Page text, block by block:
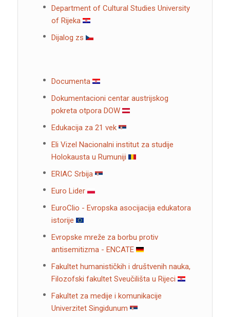
Department of Cultural Studies University
of Rijeka
Dijalog zs
Documenta
Dokumentacioni centar austrijskog
pokreta otpora DOW
Edukacija za 21 vek
Eli Vizel Nacionalni institut za studije
Holokausta u Rumuniji
ERIAC Srbija
Euro Lider
EuroClio - Evropska asocijacija edukatora
istorije
Evropske mreže za borbu protiv
antisemitizma - ENCATE
Fakultet humanističkih i društvenih nauka,
Filozofski fakultet Sveučilišta u Rijeci
Fakultet za medije i komunikacije
Univerzitet Singidunum